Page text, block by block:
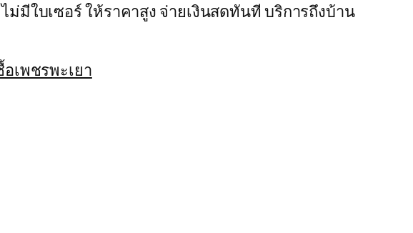
มีใบเซอร์ ให้ราคาสูง จ่ายเงินสดทันที บริการถึงบ้าน
อเพชรพะเยา